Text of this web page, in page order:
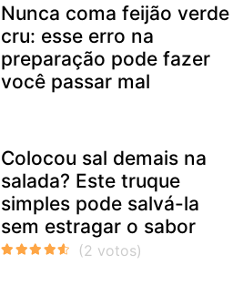
Nunca coma feijão verde
cru: esse erro na
preparação pode fazer
você passar mal
Colocou sal demais na
salada? Este truque
simples pode salvá-la
sem estragar o sabor